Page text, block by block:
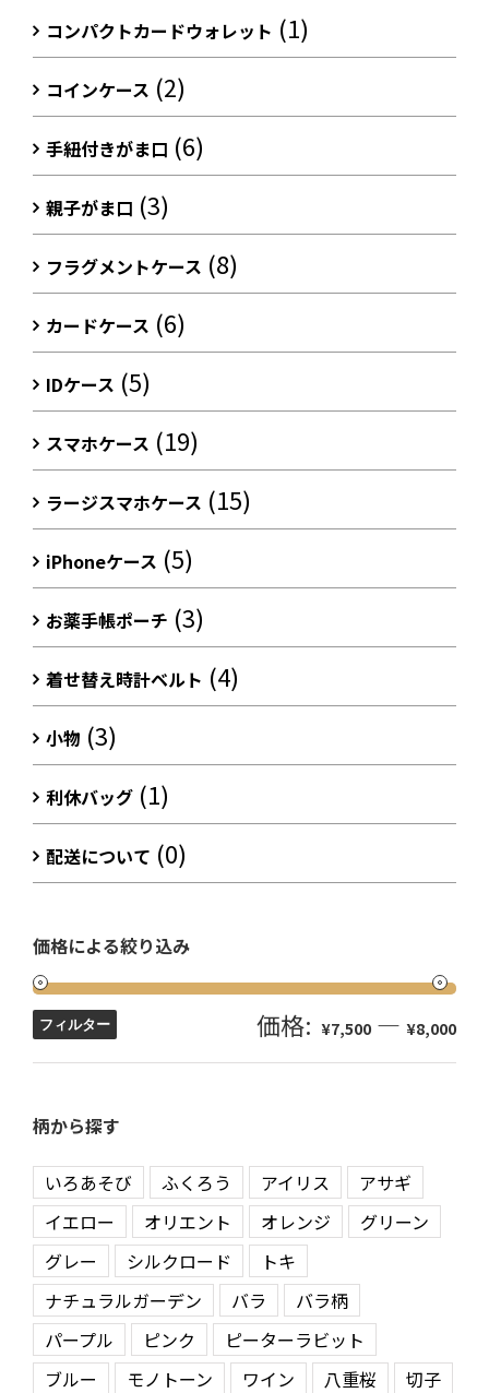
コンパクトカードウォレット (1)
コインケース (2)
手紐付きがま口 (6)
親子がま口 (3)
フラグメントケース (8)
カードケース (6)
IDケース (5)
スマホケース (19)
ラージスマホケース (15)
iPhoneケース (5)
お薬手帳ポーチ (3)
着せ替え時計ベルト (4)
小物 (3)
利休バッグ (1)
配送について (0)
価格による絞り込み
フィルター 価格: ¥7,500 — ¥8,000
柄から探す
いろあそび ふくろう アイリス
アサギ
イエロー
オリエント オレンジ
グリーン
グレー
シルクロード
トキ
ナチュラルガーデン
バラ
バラ柄
パープル
ピンク
ピーターラビット
ブルー
モノトーン ワイン 八重桜
切子